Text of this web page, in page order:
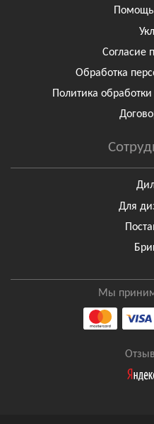
Помощь
Согласие
Обработка
Политика
Для
Мы